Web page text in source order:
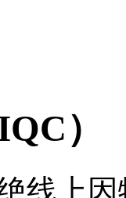
）
线上